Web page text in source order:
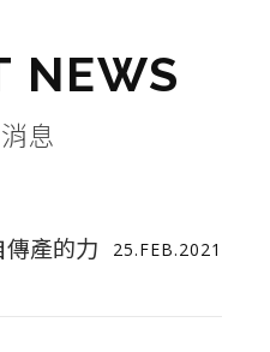
NEWS
息
25.FEB.2021
傳產的力